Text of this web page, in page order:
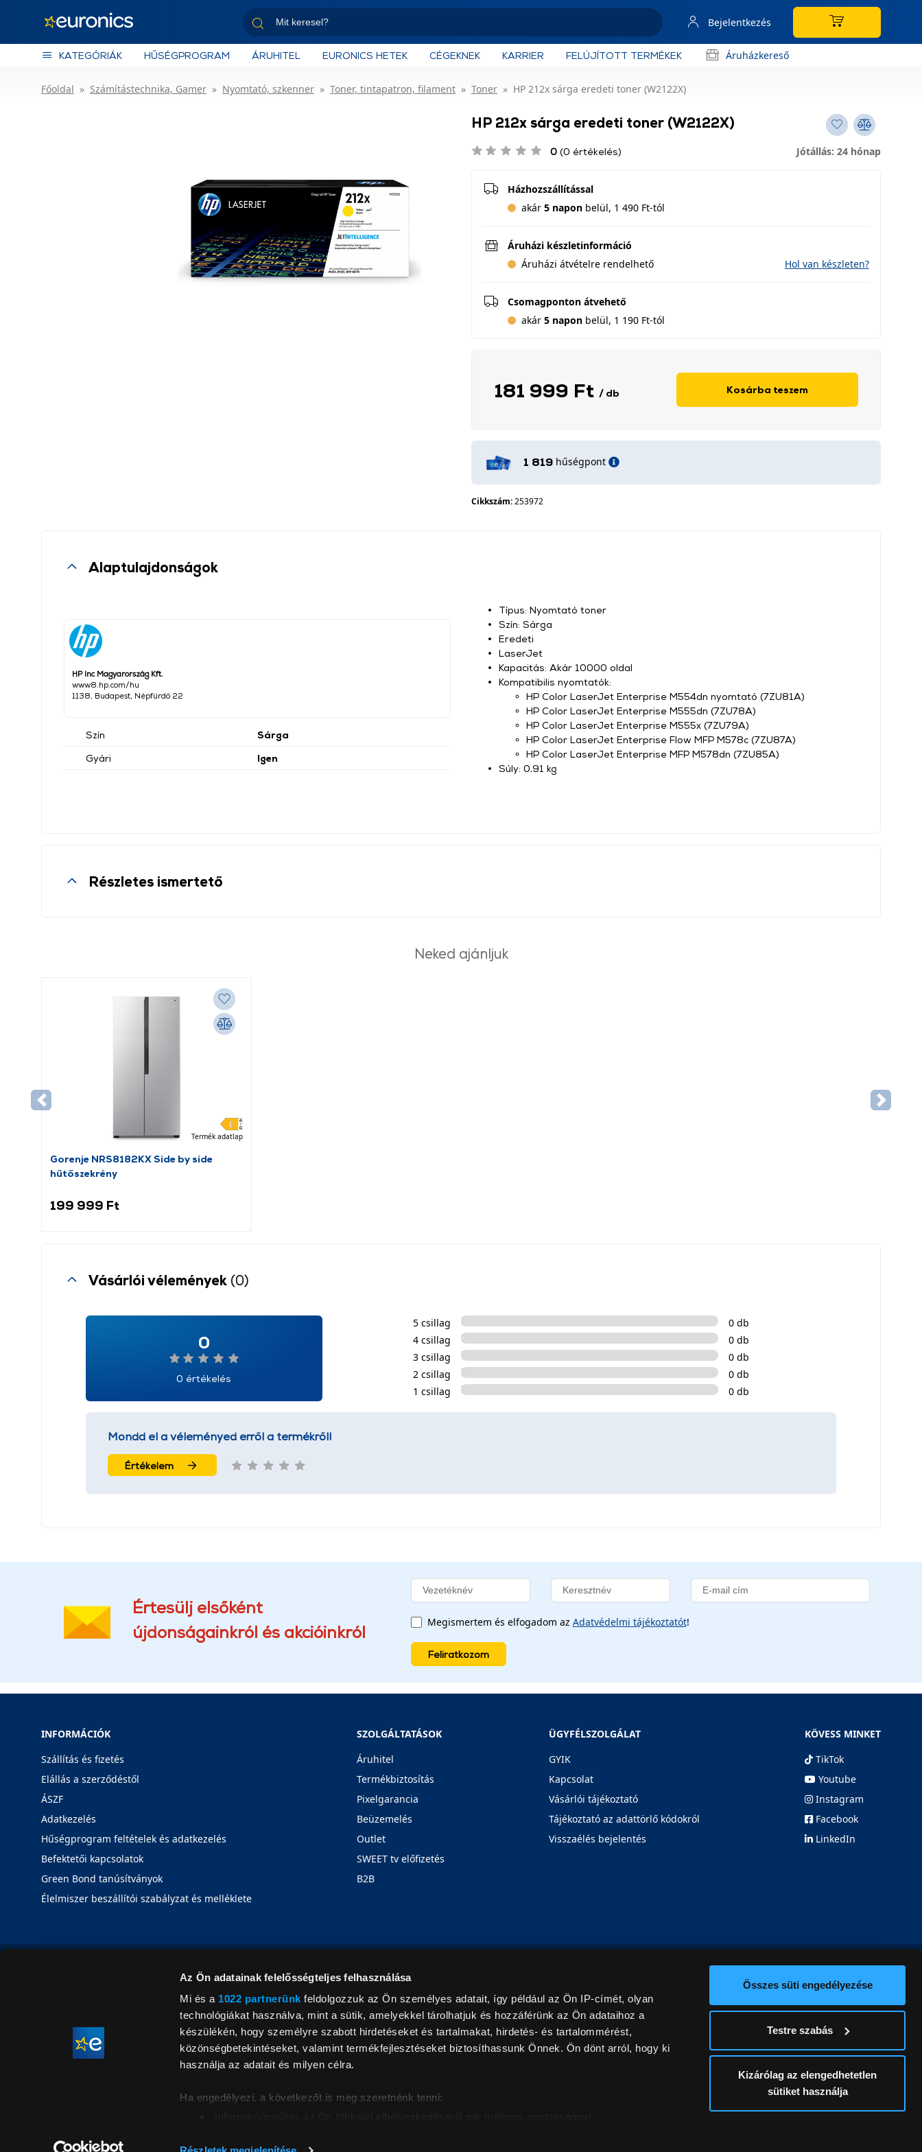
Az Ön adatainak felelősségteljes felhasználása
Mi és a 1022 partnerünk feldolgozzuk az Ön személyes adatait, így például az Ön IP-címét, olyan
technológiákat használva, mint a sütik, amelyekkel tárolhatjuk és hozzáférünk az Ön adataihoz a
készülékén, hogy személyre szabott hirdetéseket és tartalmakat, hirdetés- és tartalommérést,
közönségbetekintéseket, valamint termékfejlesztéseket biztosíthassunk Önnek. Ön dönt arról, hogy ki
használja az adatait és milyen célra.
Ha engedélyezi, a következőt is meg szeretnénk tenni:
ellenőrzésével
Összes süti engedélyezése
Testre szabás
Kizárólag az elengedhetetlen
sütiket használja
Bejelentkezés
KATEGÓRIÁK HŰSÉGPROGRAM ÁRUHITEL EURONICS HETEK CÉGEKNEK KARRIER FELÚJÍTOTT TERMÉKEK Áruházkereső
Főoldal Számítástechnika, Gamer Nyomtató, szkenner Toner, tintapatron, filament Toner HP 212x sárga eredeti toner (W2122X)
HP 212x sárga eredeti toner (W2122X)
0 (0 értékelés) Jótállás: 24 hónap
Házhozszállítással
akár 5 napon belül, 1 490 Ft-tól
Áruházi készletinformáció
Áruházi átvételre rendelhető
Hol van készleten?
Csomagponton átvehető
akár 5 napon belül, 1 190 Ft-tól
181 999 Ft / db Kosárba teszem
1 819 hűségpont
Cikkszám:253972
Alaptulajdonságok
HP Inc Magyarország Kft.
www8.hp.com/hu
1138, Budapest, Népfürdő 22
Szín
Sárga
Gyári
Igen
Típus: Nyomtató toner
Szín: Sárga
Eredeti
LaserJet
Kapacitás: Akár 10000 oldal
Kompatibilis nyomtatók:
HP Color LaserJet Enterprise M554dn nyomtató (7ZU81A)
HP Color LaserJet Enterprise M555dn (7ZU78A)
HP Color LaserJet Enterprise M555x (7ZU79A)
HP Color LaserJet Enterprise Flow MFP M578c (7ZU87A)
HP Color LaserJet Enterprise MFP M578dn (7ZU85A)
Súly: 0,91 kg
Részletes ismertető
Neked ajánljuk
Termék adatlap
Gorenje NRS8182KX Side by side
hűtőszekrény
199 999 Ft
Vásárlói vélemények (0)
0
0 értékelés
5 csillag
0 db
4 csillag
0 db
3 csillag
0 db
2 csillag
0 db
1 csillag
0 db
Mondd el a véleményed erről a termékről!
Értékelem
Értesülj elsőként
újdonságainkról és akcióinkról
Megismertem és elfogadom az Adatvédelmi tájékoztatót!
Feliratkozom
INFORMÁCIÓK
Szállítás és fizetés
Elállás a szerződéstől
ÁSZF
Adatkezelés
Hűségprogram feltételek és adatkezelés
Befektetői kapcsolatok
Green Bond tanúsítványok
Élelmiszer beszállítói szabályzat és melléklete
SZOLGÁLTATÁSOK
Áruhitel
Termékbiztosítás
Pixelgarancia
Beüzemelés
Outlet
SWEET tv előfizetés
B2B
ÜGYFÉLSZOLGÁLAT
GYIK
Kapcsolat
Vásárlói tájékoztató
Tájékoztató az adattörlő kódokról
Visszaélés bejelentés
KÖVESS MINKET
TikTok
Youtube
Instagram
Facebook
LinkedIn
© 2026. Minden jog fenntartva! Euronics Műszaki Áruházlánc